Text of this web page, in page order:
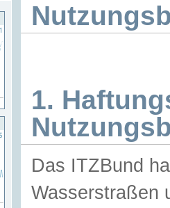
1.
Das ITZBund
Wasserstraßen